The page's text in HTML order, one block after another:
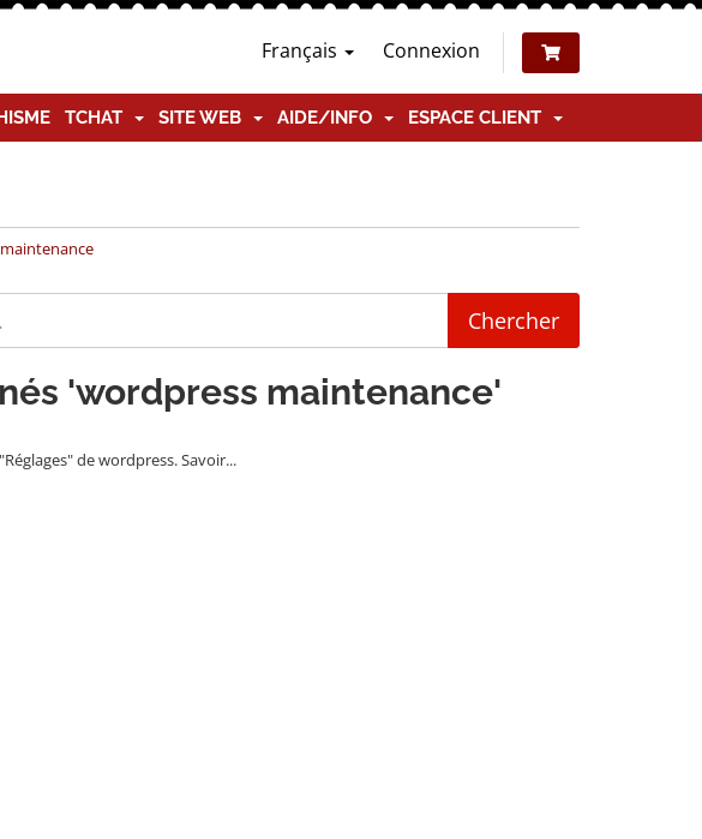
Français Connexion
TCHAT SITE WEB AIDE/INFO ESPACE CLIENT
'wordpress maintenance'
de wordpress. Savoir...